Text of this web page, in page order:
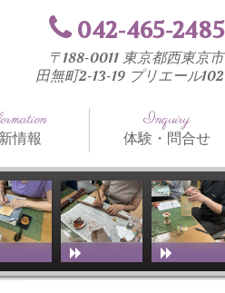
042-465-2485
〒188-0011 東京都西東京市
田無町2-13-19 プリエール102
情報
具
グ
Inquiry
体験・問合せ